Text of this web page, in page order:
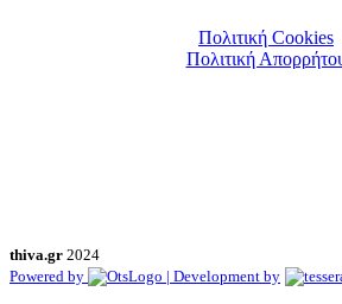
Πολιτική Cookies
Πολιτική
thiva.gr 2024
Powered by
| Development by